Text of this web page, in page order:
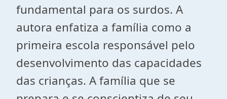
fundamental para os surdos. A
autora enfatiza a família como a
primeira escola responsável pelo
desenvolvimento das capacidades
das crianças. A família que se